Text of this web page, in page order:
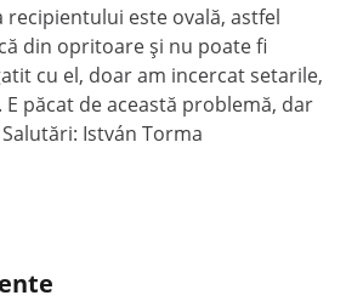
recipientului este ovală, astfel
din opritoare și nu poate fi
cu el, doar am incercat setarile,
păcat de această problemă, dar
István Torma